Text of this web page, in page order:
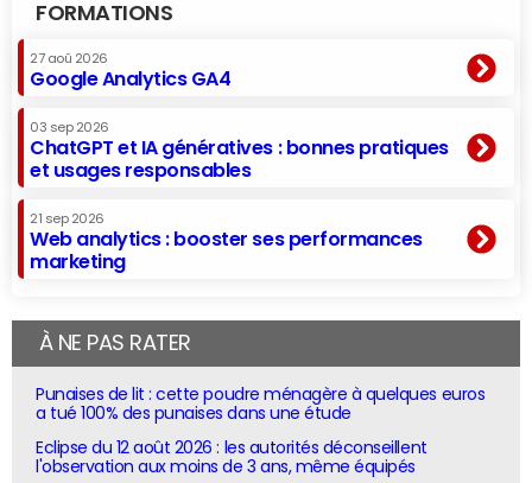
FORMATIONS
27 aoû 2026
Google Analytics GA4
03 sep 2026
ChatGPT et IA génératives : bonnes pratiques
et usages responsables
21 sep 2026
Web analytics : booster ses performances
marketing
À NE PAS RATER
Punaises de lit : cette poudre ménagère à quelques euros
a tué 100% des punaises dans une étude
Eclipse du 12 août 2026 : les autorités déconseillent
l'observation aux moins de 3 ans, même équipés